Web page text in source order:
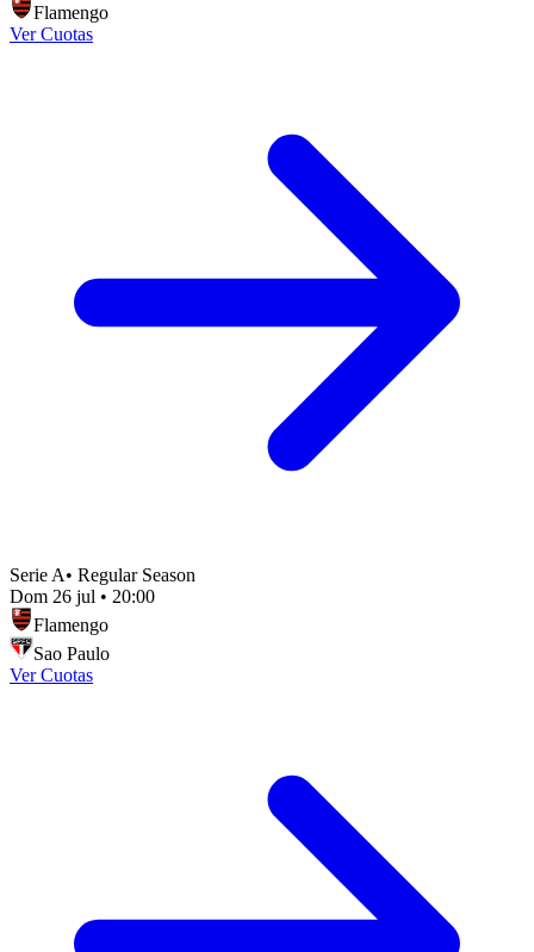
Flamengo
Ver Cuotas
Serie A• Regular Season
Dom 26 jul • 20:00
Flamengo
Sao Paulo
Ver Cuotas